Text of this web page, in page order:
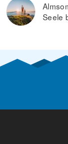
Seele